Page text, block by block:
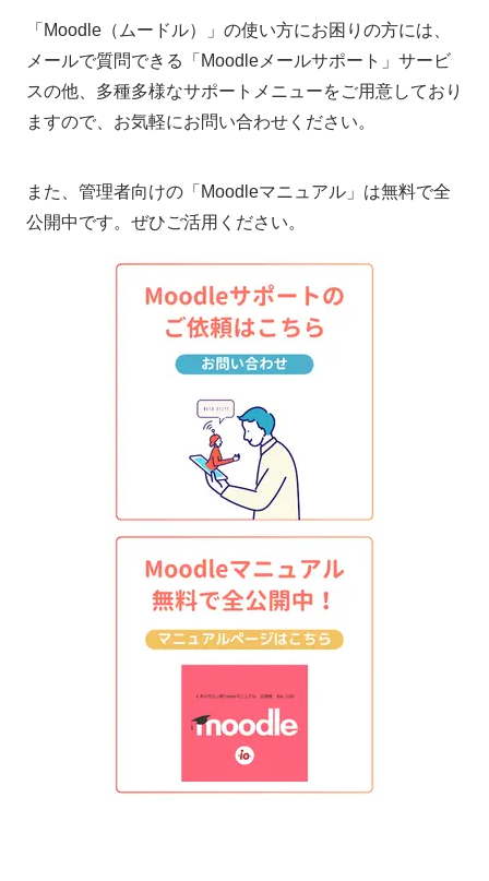
「Moodle（ムードル）」の使い方にお困りの方には、
メールで質問できる「Moodleメールサポート」サービ
スの他、多種多様なサポートメニューをご用意しており
ますので、お気軽にお問い合わせください。
また、管理者向けの「Moodleマニュアル」は無料で全
公開中です。ぜひご活用ください。